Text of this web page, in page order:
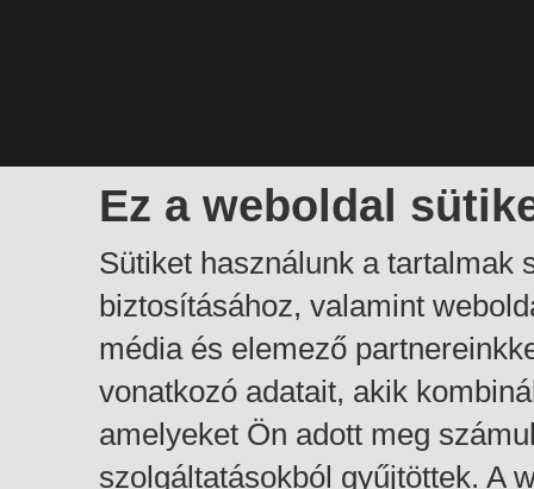
Ez a weboldal
Sütiket használunk a tartalmak
biztosításához, valamint
média és elemező
vonatkozó adatait, akik
amelyeket Ön adott meg
szolgáltatásokból gyűjtöttek. A